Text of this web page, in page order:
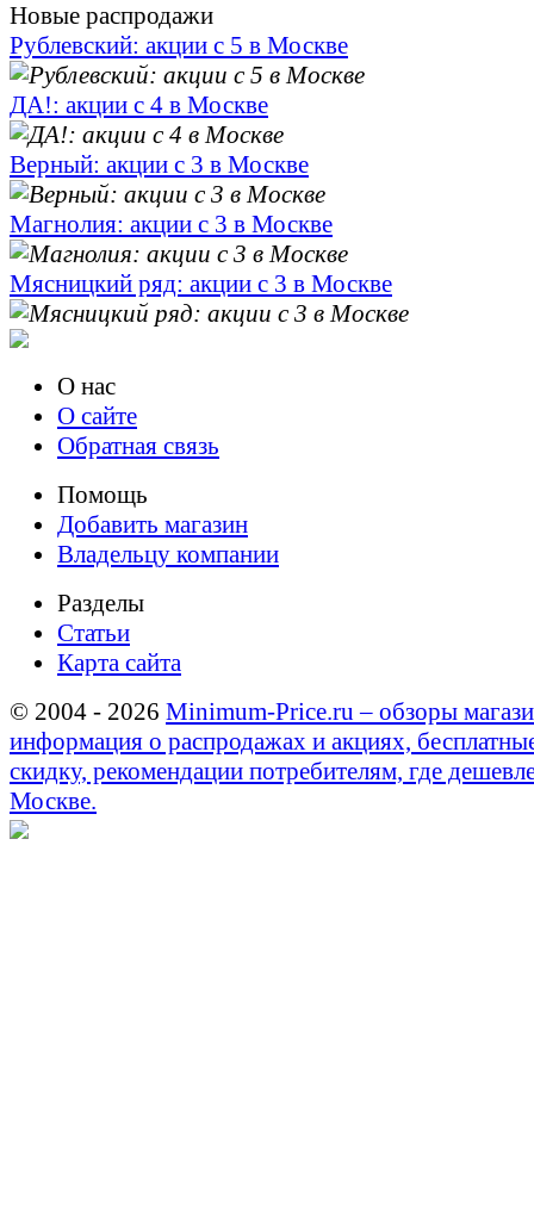
Новые распродажи
Рублевский: акции с 5 в Москве
ДА!: акции с 4 в Москве
Верный: акции с 3 в Москве
Магнолия: акции с 3 в Москве
Мясницкий ряд: акции с 3 в Москве
О нас
О сайте
Обратная связь
Помощь
Добавить магазин
Владельцу компании
Разделы
Статьи
Карта сайта
© 2004 - 2026 Minimum-Price.ru – обзоры
информация о распродажах и акциях,
скидку, рекомендации потребителям, где
Москве.